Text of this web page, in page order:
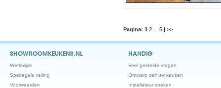
Pagina: 1 2 5 | >>
SHOWROOMKEUKENS.NL
Werkwijze
Spelregels veiling
Voorwaarden
HANDIG
Veel gestelde vragen
Ontwerp zelf uw keuken
Installateur zoeken